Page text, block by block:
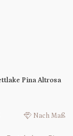
Pina Altrosa
Nach Maß